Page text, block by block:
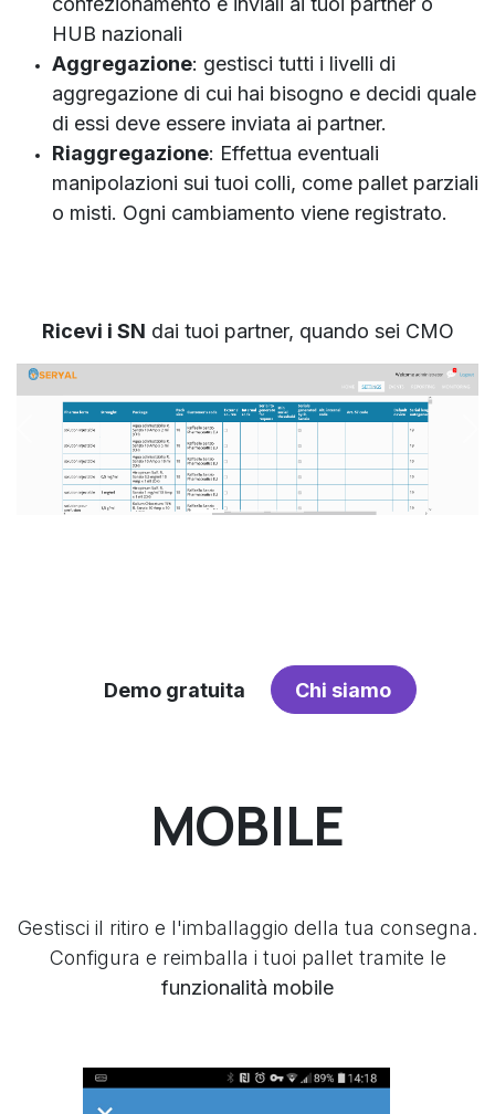
HUB nazionali
Aggregazione: gestisci tutti i livelli di
aggregazione di cui hai bisogno e decidi quale
di essi deve essere inviata ai partner.
Riaggregazione: Effettua eventuali
manipolazioni sui tuoi colli, come pallet parziali
o misti. Ogni cambiamento viene registrato.
Ricevi i SN dai tuoi partner, quando sei CMO
Precedente
Demo gratuita Chi siamo
MOBILE
Gestisci il ritiro e l'imballaggio della tua consegna.
Configura e reimballa i tuoi pallet tramite le
funzionalità mobile